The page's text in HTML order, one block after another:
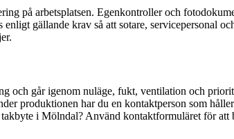
på arbetsplatsen. Egenkontroller och
gällande krav så att sotare, servicepersonal
och går igenom nuläge, fukt, ventilation och
produktionen har du en kontaktperson som
i Mölndal? Använd kontaktformuläret för att